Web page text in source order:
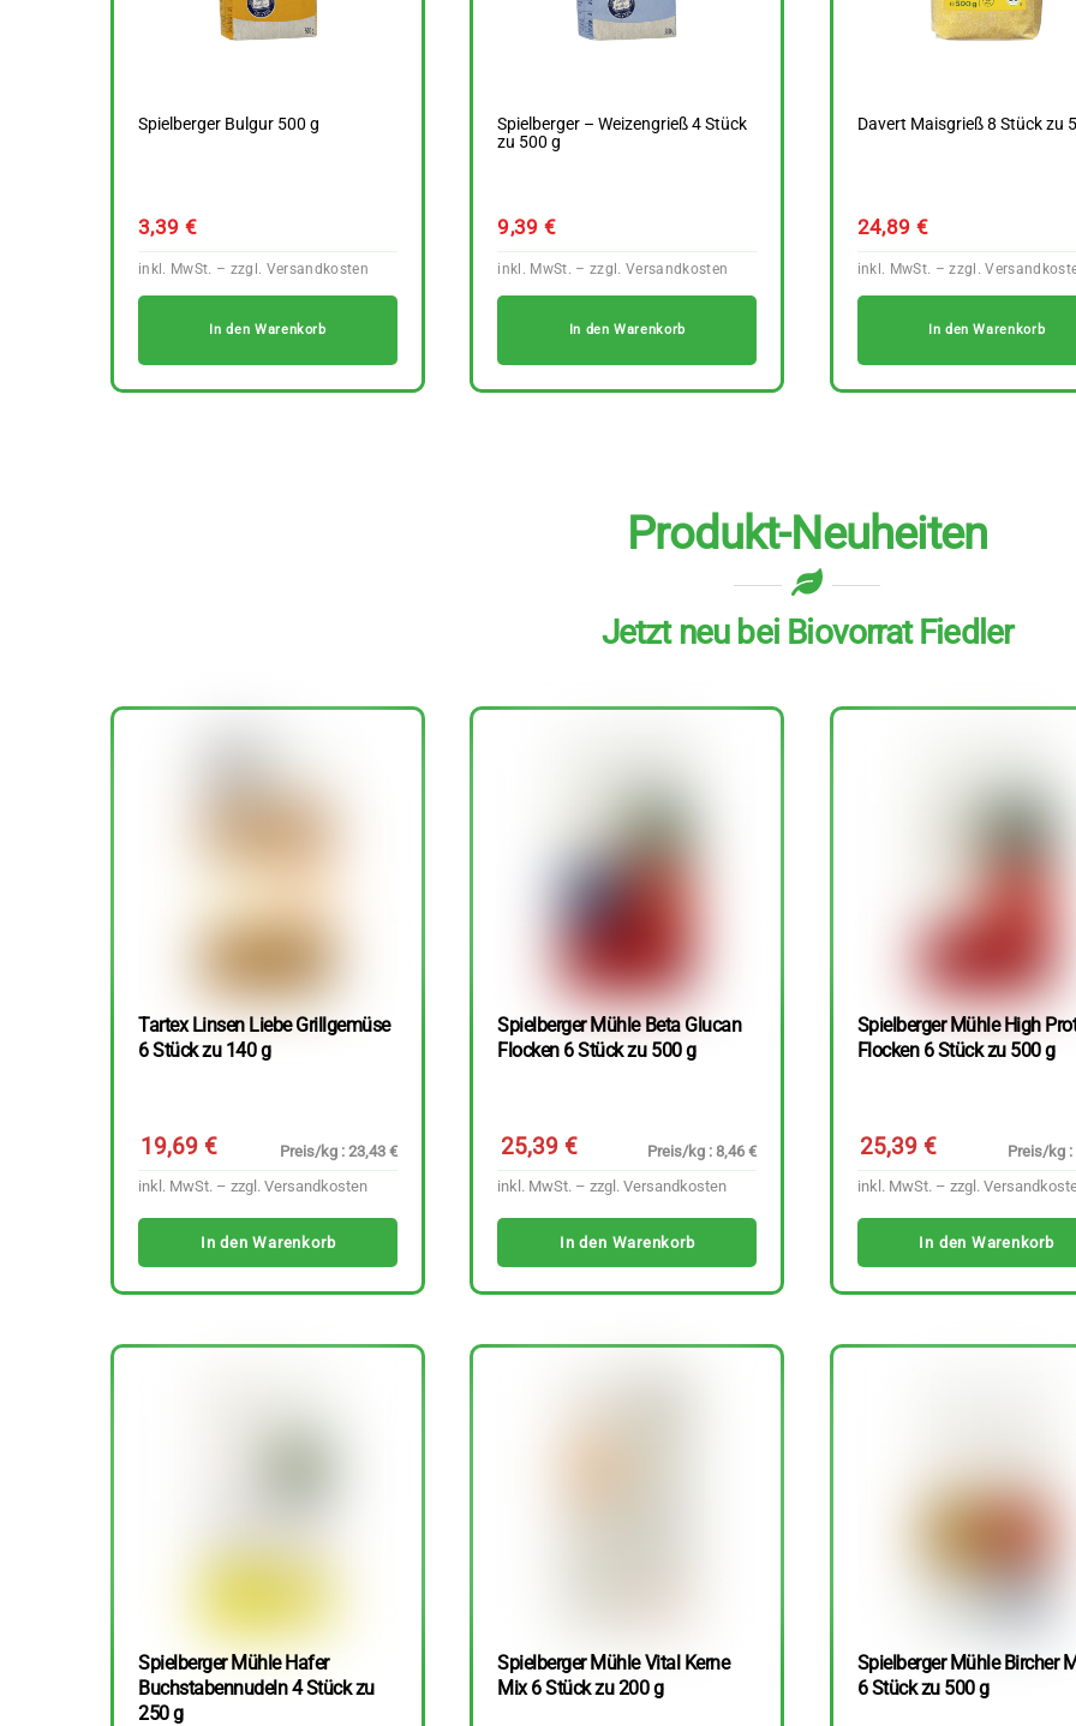
Spielberger Bulgur 500 g
3,39 €
In den Warenkorb
Spielberger – Weizengrieß 4 Stück
zu 500 g
9,39 €
In den Warenkorb
Davert Maisgrieß 8 Stück zu
24,89 €
In den Warenkorb
Produkt-Neuheiten
Jetzt neu bei Biovorrat Fiedler
Tartex Linsen Liebe Grillgemüse
6 Stück zu 140 g
19,69€
Preis/kg : 23,43 €
inkl. MwSt. – zzgl. Versandkosten
In den Warenkorb
Spielberger Mühle Beta Glucan
Flocken 6 Stück zu 500 g
25,39 €
Preis/kg : 8,46 €
inkl. MwSt. – zzgl.Versandkosten
In den Warenkorb
Spielberger Mühle High
Flocken 6 Stück zu 500 g
25,39 €
Preis/kg :
inkl. MwSt. – zzgl.
In den Warenkorb
Spielberger Mühle Hafer
Buchstabennudeln 4 Stück zu
250 g
Spielberger Mühle Vital Kerne
Mix 6 Stück zu 200 g
Spielberger Mühle Bircher
6 Stück zu 500 g